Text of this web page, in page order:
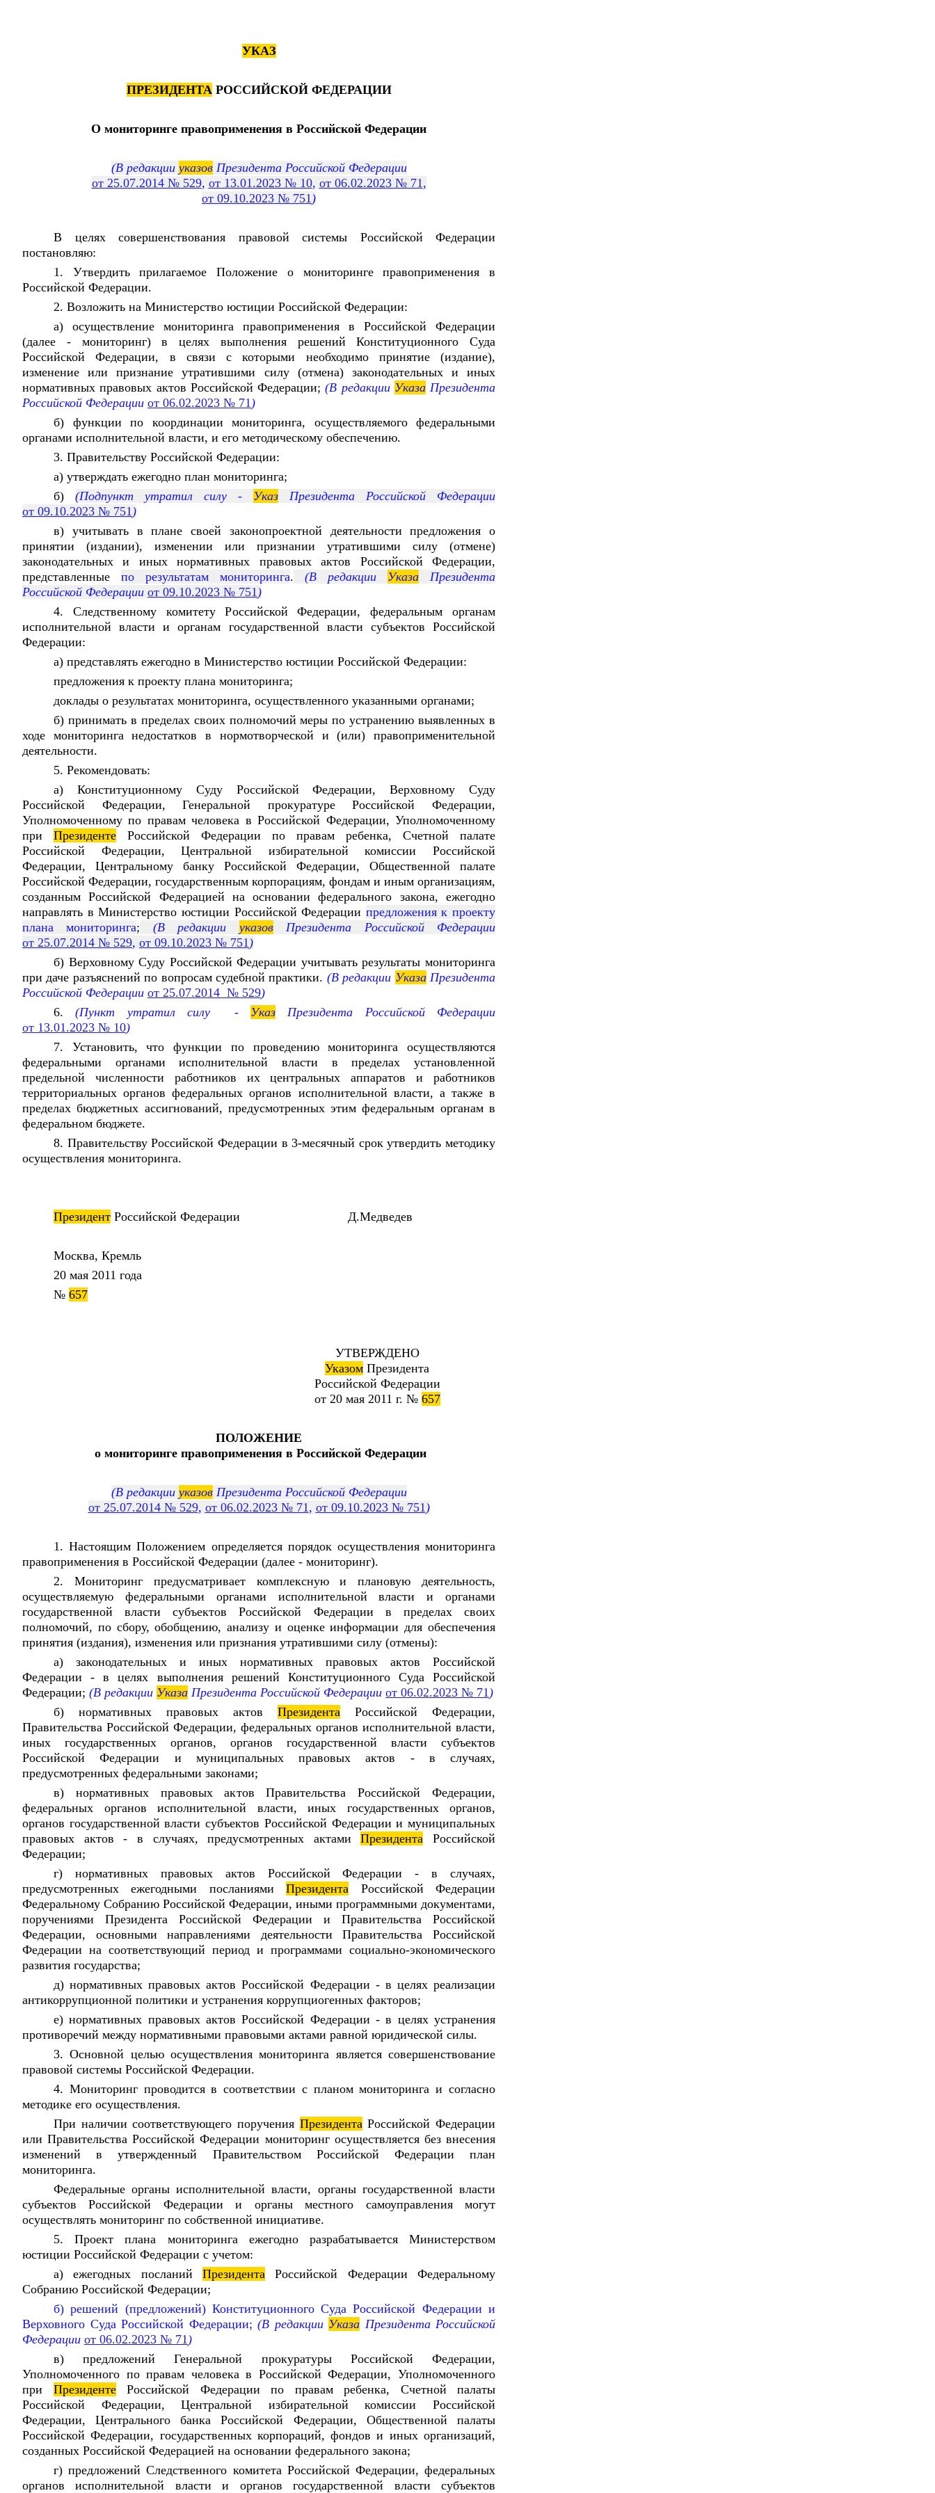
УКАЗ
ПРЕЗИДЕНТАРОССИЙСКОЙ ФЕДЕРАЦИИ
О мониторинге правоприменения в Российской Федерации
(В редакции указовПрезидента Российской Федерации
от 25.07.2014 № 529, от 13.01.2023 № 10, от 06.02.2023 № 71,
от 09.10.2023 № 751)
В целях совершенствования правовой системы Российской Федерации
постановляю:
1. Утвердить прилагаемое Положение о мониторинге правоприменения в
Российской Федерации.
2. Возложить на Министерство юстиции Российской Федерации:
а) осуществление мониторинга правоприменения в Российской Федерации
(далее - мониторинг) в целях выполнения решений Конституционного Суда
Российской Федерации, в связи с которыми необходимо принятие (издание),
изменение или признание утратившими силу (отмена) законодательных и иных
нормативных правовых актов Российской Федерации; (В редакции УказаПрезидента
Российской Федерации от 06.02.2023 № 71)
б) функции по координации мониторинга, осуществляемого федеральными
органами исполнительной власти, и его методическому обеспечению.
3. Правительству Российской Федерации:
а) утверждать ежегодно план мониторинга;
б) (Подпункт утратил силу - Указ Президента Российской Федерации
от 09.10.2023 № 751)
в) учитывать в плане своей законопроектной деятельности предложения о
принятии (издании), изменении или признании утратившими силу (отмене)
законодательных и иных нормативных правовых актов Российской Федерации,
представленные по результатам мониторинга. (В редакции Указа Президента
Российской Федерации от 09.10.2023 № 751)
4. Следственному комитету Российской Федерации, федеральным органам
исполнительной власти и органам государственной власти субъектов Российской
Федерации:
а) представлять ежегодно в Министерство юстиции Российской Федерации:
предложения к проекту плана мониторинга;
доклады о результатах мониторинга, осуществленного указанными органами;
б) принимать в пределах своих полномочий меры по устранению выявленных в
ходе мониторинга недостатков в нормотворческой и (или) правоприменительной
деятельности.
5. Рекомендовать:
а) Конституционному Суду Российской Федерации, Верховному Суду
Российской Федерации, Генеральной прокуратуре Российской Федерации,
Уполномоченному по правам человека в Российской Федерации, Уполномоченному
при Президенте Российской Федерации по правам ребенка, Счетной палате
Российской Федерации, Центральной избирательной комиссии Российской
Федерации, Центральному банку Российской Федерации, Общественной палате
Российской Федерации, государственным корпорациям, фондам и иным организациям,
созданным Российской Федерацией на основании федерального закона, ежегодно
направлять в Министерство юстиции Российской Федерации предложения к проекту
плана мониторинга; (В редакции указовПрезидента Российской Федерации
от 25.07.2014 № 529, от 09.10.2023 № 751)
б) Верховному Суду Российской Федерации учитывать результаты мониторинга
при даче разъяснений по вопросам судебной практики. (В редакции УказаПрезидента
Российской Федерации от 25.07.2014 № 529)
6.(Пункт утратил силу - Указ Президента Российской Федерации
от 13.01.2023 № 10)
7. Установить, что функции по проведению мониторинга осуществляются
федеральными органами исполнительной власти в пределах установленной
предельной численности работников их центральных аппаратов и работников
территориальных органов федеральных органов исполнительной власти, а также в
пределах бюджетных ассигнований, предусмотренных этим федеральным органам в
федеральном бюджете.
8. Правительству Российской Федерации в 3-месячный срок утвердить методику
осуществления мониторинга.
Президент Российской Федерации Д.Медведев
Москва, Кремль
20 мая 2011 года
№ 657
УТВЕРЖДЕНО
Указом Президента
Российской Федерации
от 20 мая 2011 г. № 657
ПОЛОЖЕНИЕ
о мониторинге правоприменения в Российской Федерации
(В редакции указовПрезидента Российской Федерации
от 25.07.2014 № 529, от 06.02.2023 № 71, от 09.10.2023 № 751)
1. Настоящим Положением определяется порядок осуществления мониторинга
правоприменения в Российской Федерации (далее - мониторинг).
2. Мониторинг предусматривает комплексную и плановую деятельность,
осуществляемую федеральными органами исполнительной власти и органами
государственной власти субъектов Российской Федерации в пределах своих
полномочий, по сбору, обобщению, анализу и оценке информации для обеспечения
принятия (издания), изменения или признания утратившими силу (отмены):
а) законодательных и иных нормативных правовых актов Российской
Федерации - в целях выполнения решений Конституционного Суда Российской
Федерации; (В редакции Указа Президента Российской Федерации от 06.02.2023 № 71)
б) нормативных правовых актов Президента Российской Федерации,
Правительства Российской Федерации, федеральных органов исполнительной власти,
иных государственных органов, органов государственной власти субъектов
Российской Федерации и муниципальных правовых актов - в случаях,
предусмотренных федеральными законами;
в) нормативных правовых актов Правительства Российской Федерации,
федеральных органов исполнительной власти, иных государственных органов,
органов государственной власти субъектов Российской Федерации и муниципальных
правовых актов - в случаях, предусмотренных актамиПрезидента Российской
Федерации;
г) нормативных правовых актов Российской Федерации - в случаях,
предусмотренных ежегодными посланиямиПрезидента Российской Федерации
Федеральному Собранию Российской Федерации, иными программными документами,
поручениями Президента Российской Федерации и Правительства Российской
Федерации, основными направлениями деятельности Правительства Российской
Федерации на соответствующий период и программами социально-экономического
развития государства;
д) нормативных правовых актов Российской Федерации - в целях реализации
антикоррупционной политики и устранения коррупциогенных факторов;
е) нормативных правовых актов Российской Федерации - в целях устранения
противоречий между нормативными правовыми актами равной юридической силы.
3. Основной целью осуществления мониторинга является совершенствование
правовой системы Российской Федерации.
4. Мониторинг проводится в соответствии с планом мониторинга и согласно
методике его осуществления.
При наличии соответствующего поручения ПрезидентаРоссийской Федерации
или Правительства Российской Федерации мониторинг осуществляется без внесения
изменений в утвержденный Правительством Российской Федерации план
мониторинга.
Федеральные органы исполнительной власти, органы государственной власти
субъектов Российской Федерации и органы местного самоуправления могут
осуществлять мониторинг по собственной инициативе.
5. Проект плана мониторинга ежегодно разрабатывается Министерством
юстиции Российской Федерации с учетом:
а) ежегодных посланий Президента Российской Федерации Федеральному
Собранию Российской Федерации;
б) решений (предложений) Конституционного Суда Российской Федерации и
Верховного Суда Российской Федерации; (В редакции Указа Президента Российской
Федерации от 06.02.2023 № 71)
в) предложений Генеральной прокуратуры Российской Федерации,
Уполномоченного по правам человека в Российской Федерации, Уполномоченного
при ПрезидентеРоссийской Федерации по правам ребенка, Счетной палаты
Российской Федерации, Центральной избирательной комиссии Российской
Федерации, Центрального банка Российской Федерации, Общественной палаты
Российской Федерации, государственных корпораций, фондов и иных организаций,
созданных Российской Федерацией на основании федерального закона;
г) предложений Следственного комитета Российской Федерации, федеральных
органов исполнительной власти и органов государственной власти субъектов